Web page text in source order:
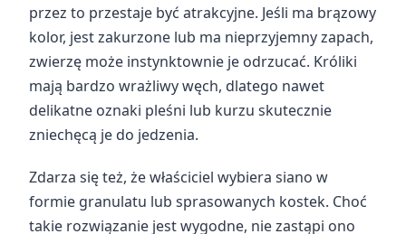
przez to przestaje być atrakcyjne. Jeśli ma brązowy
kolor, jest zakurzone lub ma nieprzyjemny zapach,
zwierzę może instynktownie je odrzucać. Króliki
mają bardzo wrażliwy węch, dlatego nawet
delikatne oznaki pleśni lub kurzu skutecznie
zniechęcą je do jedzenia.
Zdarza się też, że właściciel wybiera siano w
formie granulatu lub sprasowanych kostek. Choć
takie rozwiązanie jest wygodne, nie zastąpi ono